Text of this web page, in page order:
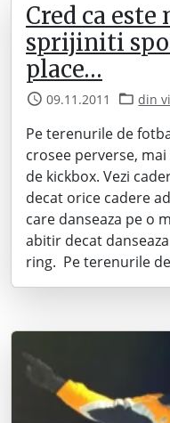
Cred ca
sprijiniti
place…
09.11.2011 din
Pe terenurile de
crosee perverse,
de kickbox. Vezi
decat orice cadere
care danseaza pe o
abitir decat
ring. Pe terenurile